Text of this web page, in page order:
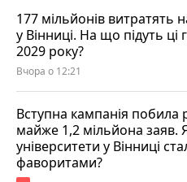
177 мільйонів витратять
у Вінниці. На що підуть ці
2029 року?
Вчора о 12:21
Вступна кампанія
майже 1,2 мільйона заяв.
університети у Вінниці
фаворитами?